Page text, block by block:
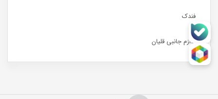
فندک
لوازم جانبی قلیان